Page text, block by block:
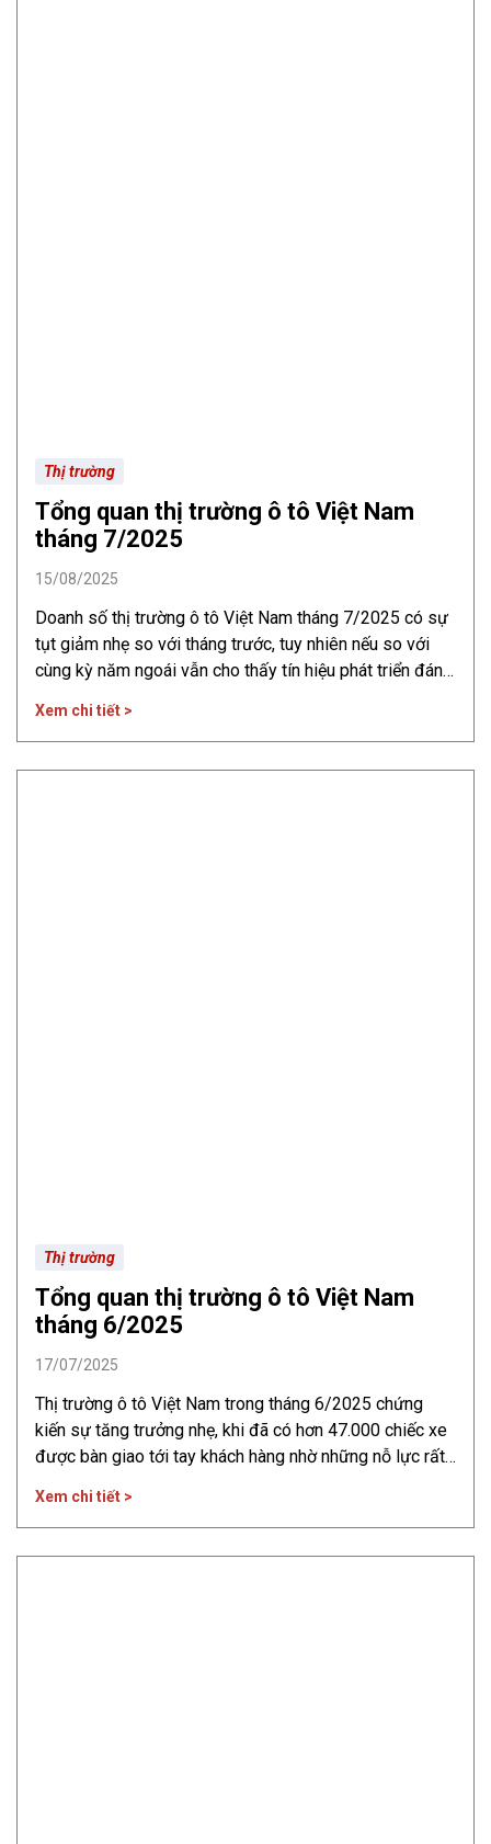
Thị trường
Tổng quan thị trường ô tô Việt Nam
tháng 7/2025
15/08/2025
Doanh số thị trường ô tô Việt Nam tháng 7/2025 có sự
tụt giảm nhẹ so với tháng trước, tuy nhiên nếu so với
cùng kỳ năm ngoái vẫn cho thấy tín hiệu phát triển đáng
tháng 7/2025 Theo báo cáo của Hiệp
Xem chi tiết >
Thị trường
Tổng quan thị trường ô tô Việt Nam
tháng 6/2025
17/07/2025
Thị trường ô tô Việt Nam trong tháng 6/2025 chứng
kiến sự tăng trưởng nhẹ, khi đã có hơn 47.000 chiếc xe
được bàn giao tới tay khách hàng nhờ những nỗ lực rất
đãi. Tổng quan thị trường ô tô
Xem chi tiết >